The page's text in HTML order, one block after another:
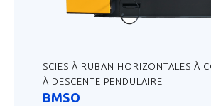
SCIES À RUBAN HORIZONTALES À
À DESCENTE PENDULAIRE
BMSO